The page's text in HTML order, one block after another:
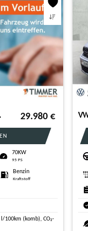
29.980€
70KW
95 PS
Benzin
Kraftstoff
100km (komb), CO₂-